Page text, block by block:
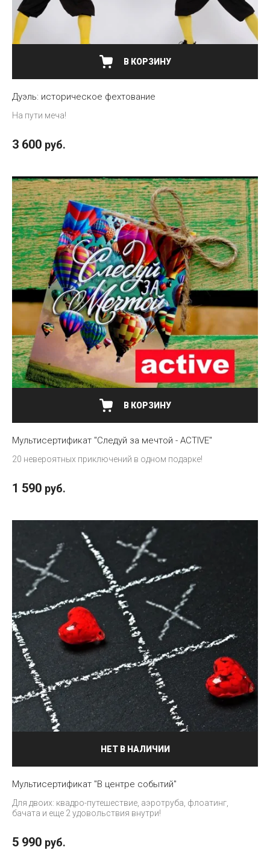
В КОРЗИНУ
Дуэль: историческое фехтование
На пути меча!
3 600 руб.
В КОРЗИНУ
Мультисертификат "Следуй за мечтой - ACTIVE"
20 невероятных приключений в одном подарке!
1 590 руб.
НЕТ В НАЛИЧИИ
Мультисертификат "В центре событий"
Для двоих: квадро-путешествие, аэротруба, флоатинг,
бачата и еще 2 удовольствия внутри!
5 990 руб.